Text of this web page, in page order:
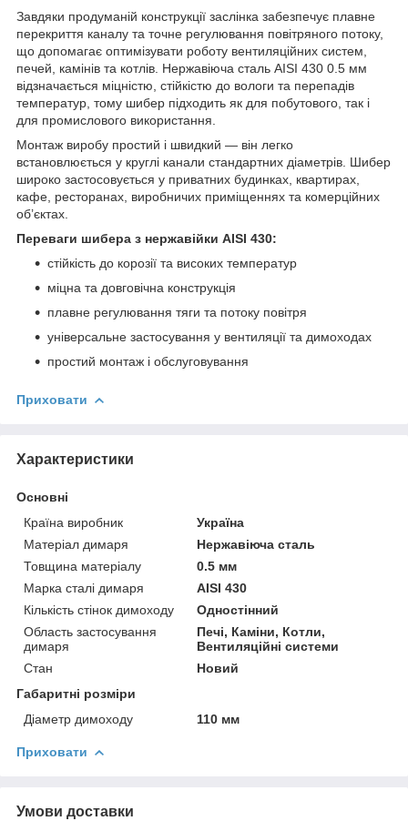
Завдяки продуманій конструкції заслінка забезпечує плавне
перекриття каналу та точне регулювання повітряного потоку,
що допомагає оптимізувати роботу вентиляційних систем,
печей, камінів та котлів. Нержавіюча сталь AISI 430 0.5 мм
відзначається міцністю, стійкістю до вологи та перепадів
температур, тому шибер підходить як для побутового, так і
для промислового використання.
Монтаж виробу простий і швидкий — він легко
встановлюється у круглі канали стандартних діаметрів. Шибер
широко застосовується у приватних будинках, квартирах,
кафе, ресторанах, виробничих приміщеннях та комерційних
об’єктах.
Переваги шибера з нержавійки AISI 430:
стійкість до корозії та високих температур
міцна та довговічна конструкція
плавне регулювання тяги та потоку повітря
універсальне застосування у вентиляції та димоходах
простий монтаж і обслуговування
Приховати
Характеристики
Основні
Країна виробник
Україна
Матеріал димаря
Нержавіюча сталь
Товщина матеріалу
0.5 мм
Марка сталі димаря
AISI 430
Кількість стінок димоходу
Одностінний
Область застосування
димаря
Печі, Каміни, Котли,
Вентиляційні системи
Стан
Новий
Габаритні розміри
Діаметр димоходу
110 мм
Приховати
Умови доставки